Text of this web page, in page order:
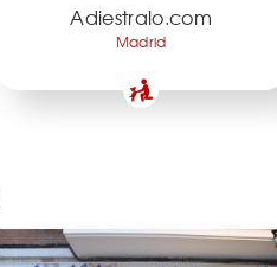
Adiestralo.com
Madrid